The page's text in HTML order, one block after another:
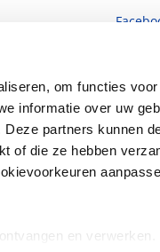
om functies
informatie over uw
partners kunnen
of die ze hebben
en verwerken.
policy
088 -